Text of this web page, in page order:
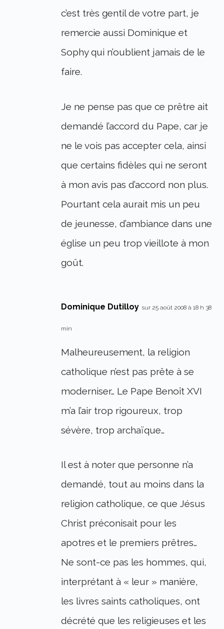
c’est très gentil de votre part, je
remercie aussi Dominique et
Sophy qui n’oublient jamais de le
faire.
Je ne pense pas que ce prêtre ait
demandé l’accord du Pape, car je
ne le vois pas accepter cela, ainsi
que certains fidèles qui ne seront
à mon avis pas d’accord non plus.
Pourtant cela aurait mis un peu
de jeunesse, d’ambiance dans une
église un peu trop vieillote à mon
goût.
Dominique Dutilloy sur 25 août 2008 à 18 h 38
min
Malheureusement, la religion
catholique n’est pas prête à se
moderniser… Le Pape Benoît XVI
m’a l’air trop rigoureux, trop
sévère, trop archaïque…
Il est à noter que personne n’a
demandé, tout au moins dans la
religion catholique, ce que Jésus
Christ préconisait pour les
apotres et le premiers prêtres…
Ne sont-ce pas les hommes, qui,
interprétant à « leur » manière,
les livres saints catholiques, ont
décrété que les religieuses et les